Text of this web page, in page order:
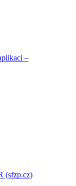
–
(sfzp.cz)